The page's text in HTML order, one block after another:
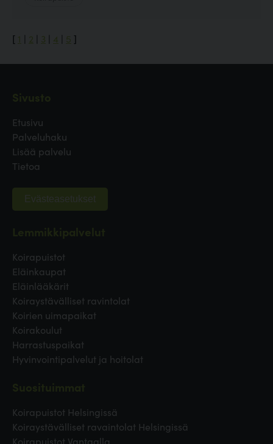
[ 1 2 3 4 5 ]
Etusivu
Palveluhaku
Lisää palvelu
Tietoa
Evästeasetukset
Koirapuistot
Eläinkaupat
Eläinlääkärit
Koiraystävälliset ravintolat
Koirien uimapaikat
Koirakoulut
Harrastuspaikat
Hyvinvointipalvelut ja hoitolat
Koirapuistot Helsingissä
Koiraystävälliset ravaintolat Helsingissä
Koirapuistot Vantaalla